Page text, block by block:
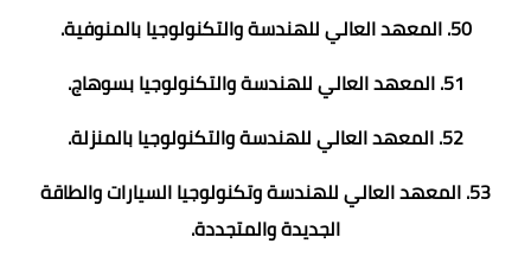
50. المعهد العالي للهندسة والتكنولوجيا بالمنوفية.
51. المعهد العالي للهندسة والتكنولوجيا بسوهاج.
52. المعهد العالي للهندسة والتكنولوجيا بالمنزلة.
53. المعهد العالي للهندسة وتكنولوجيا السيارات والطاقة
الجديدة والمتجددة.